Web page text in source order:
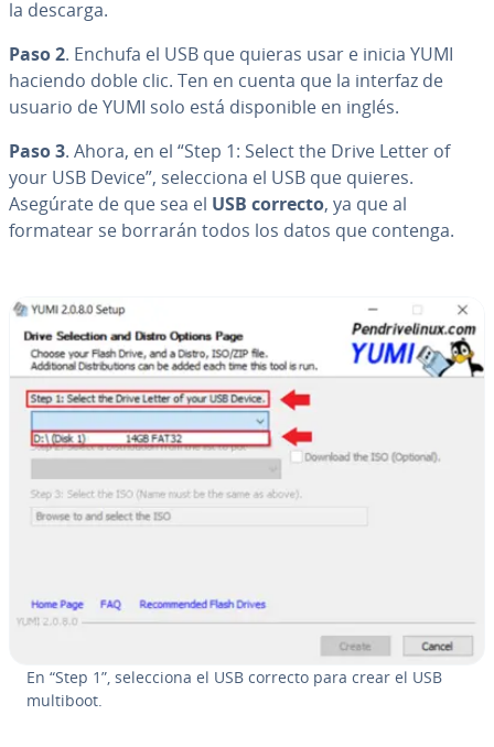
la descarga.
Paso 2. Enchufa el USB que quieras usar e inicia YUMI
haciendo doble clic. Ten en cuenta que la interfaz de
usuario de YUMI solo está di­s­po­ni­ble en inglés.
Paso 3. Ahora, en el “Step 1: Select the Drive Letter of
your USB Device”, se­le­c­cio­na el USB que quieres.
Asegúrate de que sea el USB correcto, ya que al
formatear se borrarán todos los datos que contenga.
En “Step 1”, se­le­c­cio­na el USB correcto para crear el USB
multiboot.